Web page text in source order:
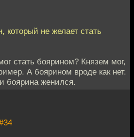
который не желает стать
стать боярином? Князем мог,
А боярином вроде как нет.
боярина женился.